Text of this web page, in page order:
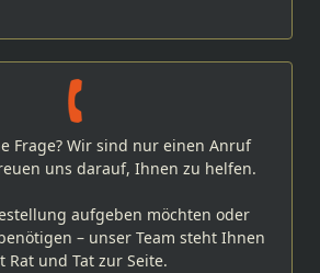
Frage? Wir sind nur einen Anruf
uns darauf, Ihnen zu helfen.
aufgeben möchten oder
– unser Team steht Ihnen
Rat und Tat zur Seite.